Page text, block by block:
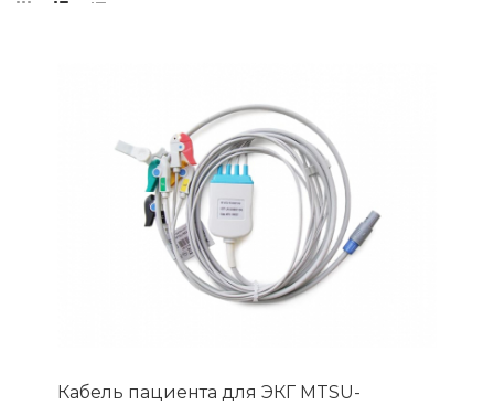
Кабель пациента для ЭКГ MTSU-